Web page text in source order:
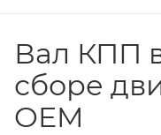
Вал КПП
сборе
OEM